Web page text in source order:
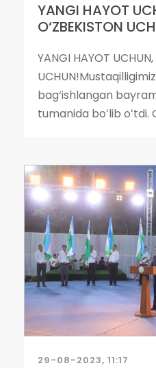
YANGI HAYOT
O‘ZBEKISTON
YANGI HAYOT
bag‘ishlangan
tumanida boʻlib oʻtdi.
29-08-2023, 11:17